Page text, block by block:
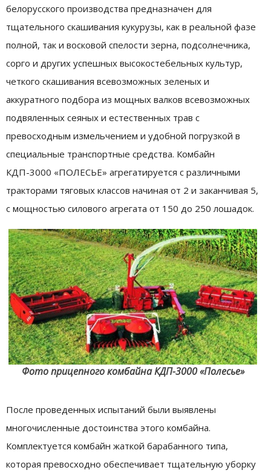
белорусского производства предназначен для
тщательного скашивания кукурузы, как в реальной фазе
полной, так и восковой спелости зерна, подсолнечника,
сорго и других успешных высокостебельных культур,
четкого скашивания всевозможных зеленых и
аккуратного подбора из мощных валков всевозможных
подвяленных сеяных и естественных трав с
превосходным измельчением и удобной погрузкой в
специальные транспортные средства. Комбайн
КДП-3000 «ПОЛЕСЬЕ» агрегатируется с различными
тракторами тяговых классов начиная от 2 и заканчивая 5,
с мощностью силового агрегата от 150 до 250 лошадок.
Фото прицепного комбайна КДП-3000 «Полесье»
После проведенных испытаний были выявлены
многочисленные достоинства этого комбайна.
Комплектуется комбайн жаткой барабанного типа,
которая превосходно обеспечивает тщательную уборку